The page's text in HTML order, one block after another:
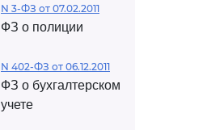
N 3-ФЗ от 07.02.2011
ФЗ о полиции
N 402-ФЗ от 06.12.2011
ФЗ о бухгалтерском
учете